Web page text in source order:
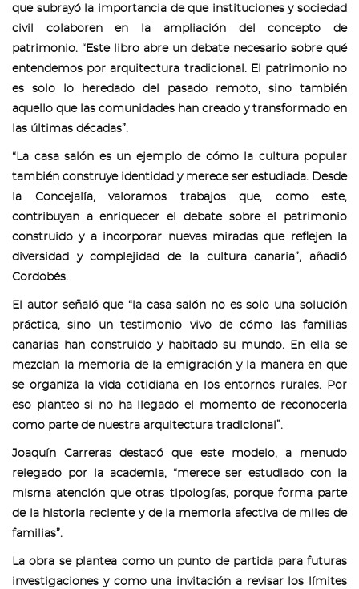
que subrayó la importancia de que instituciones y sociedad
civil colaboren en la ampliación del concepto de
patrimonio. “Este libro abre un debate necesario sobre qué
entendemos por arquitectura tradicional. El patrimonio no
es solo lo heredado del pasado remoto, sino también
aquello que las comunidades han creado y transformado en
las últimas décadas”.
“La casa salón es un ejemplo de cómo la cultura popular
también construye identidad y merece ser estudiada. Desde
la Concejalía, valoramos trabajos que, como este,
contribuyan a enriquecer el debate sobre el patrimonio
construido y a incorporar nuevas miradas que reflejen la
diversidad y complejidad de la cultura canaria”, añadió
Cordobés.
El autor señaló que “la casa salón no es solo una solución
práctica, sino un testimonio vivo de cómo las familias
canarias han construido y habitado su mundo. En ella se
mezclan la memoria de la emigración y la manera en que
se organiza la vida cotidiana en los entornos rurales. Por
eso planteo si no ha llegado el momento de reconocerla
como parte de nuestra arquitectura tradicional”.
Joaquín Carreras destacó que este modelo, a menudo
relegado por la academia, “merece ser estudiado con la
misma atención que otras tipologías, porque forma parte
de la historia reciente y de la memoria afectiva de miles de
familias”.
La obra se plantea como un punto de partida para futuras
investigaciones y como una invitación a revisar los límites